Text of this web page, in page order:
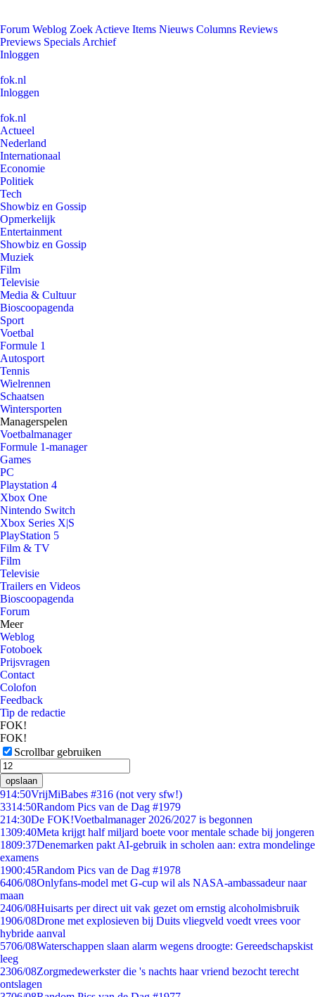
Forum Weblog Zoek Actieve Items Nieuws Columns Reviews
Previews Specials Archief
Inloggen
fok.nl
Inloggen
fok.nl
Actueel
Nederland
Internationaal
Economie
Politiek
Tech
Showbiz en Gossip
Opmerkelijk
Entertainment
Showbiz en Gossip
Muziek
Film
Televisie
Media & Cultuur
Bioscoopagenda
Sport
Voetbal
Formule 1
Autosport
Tennis
Wielrennen
Schaatsen
Wintersporten
Managerspelen
Voetbalmanager
Formule 1-manager
Games
PC
Playstation 4
Xbox One
Nintendo Switch
Xbox Series X|S
PlayStation 5
Film & TV
Film
Televisie
Trailers en Videos
Bioscoopagenda
Forum
Meer
Weblog
Fotoboek
Prijsvragen
Contact
Colofon
Feedback
Tip de redactie
FOK!
FOK!
Scrollbar gebruiken
opslaan
914:50VrijMiBabes #316 (not very sfw!)
3314:50Random Pics van de Dag #1979
214:30De FOK!Voetbalmanager 2026/2027 is begonnen
1309:40Meta krijgt half miljard boete voor mentale schade bij jongeren
1809:37Denemarken pakt AI-gebruik in scholen aan: extra mondelinge
examens
1900:45Random Pics van de Dag #1978
6406/08Onlyfans-model met G-cup wil als NASA-ambassadeur naar
maan
2406/08Huisarts per direct uit vak gezet om ernstig alcoholmisbruik
1906/08Drone met explosieven bij Duits vliegveld voedt vrees voor
hybride aanval
5706/08Waterschappen slaan alarm wegens droogte: Gereedschapskist
leeg
2306/08Zorgmedewerkster die 's nachts haar vriend bezocht terecht
ontslagen